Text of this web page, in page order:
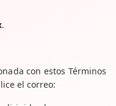
.
con estos Términos
el correo: